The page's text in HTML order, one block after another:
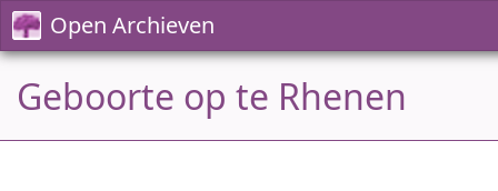
Open Archieven
Geboorte op te Rhenen